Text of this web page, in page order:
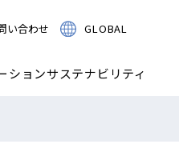
い合わせ GLOBAL
ションサステナビリティ